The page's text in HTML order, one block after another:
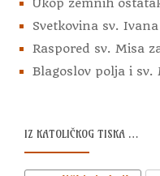
A
V
Ukop zemnih
Svetkovina sv.
Raspored sv. Misa
Blagoslov polja i sv.
IZ KATOLIČKOG TISKA …